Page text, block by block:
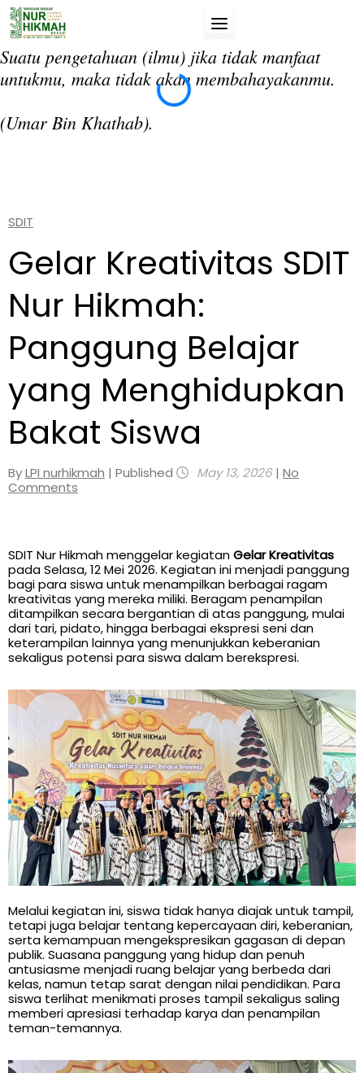
Skip
Suatu pengetahuan (ilmu) jika tidak manfaat
untukmu, maka tidak akan membahayakanmu.
(Umar Bin Khathab).
SDIT
Gelar Kreativitas SDIT
Nur Hikmah:
Panggung Belajar
yang Menghidupkan
Bakat Siswa
ByLPI nurhikmah | Published May 13, 2026 | No
Comments
SDIT Nur Hikmah menggelar kegiatanGelar Kreativitas
pada Selasa, 12 Mei 2026. Kegiatan ini menjadi panggung
bagi para siswa untuk menampilkan berbagai ragam
kreativitas yang mereka miliki. Beragam penampilan
ditampilkan secara bergantian di atas panggung, mulai
dari tari, pidato, hingga berbagai ekspresi seni dan
keterampilan lainnya yang menunjukkan keberanian
sekaligus potensi para siswa dalam berekspresi.
Melalui kegiatan ini, siswa tidak hanya diajak untuk tampil,
tetapi juga belajar tentang kepercayaan diri, keberanian,
serta kemampuan mengekspresikan gagasan di depan
publik. Suasana panggung yang hidup dan penuh
antusiasme menjadi ruang belajar yang berbeda dari
kelas, namun tetap sarat dengan nilai pendidikan. Para
siswa terlihat menikmati proses tampil sekaligus saling
memberi apresiasi terhadap karya dan penampilan
teman-temannya.